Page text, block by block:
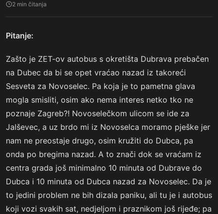
2 min čitanja
Pitanje:
Zašto je ZET-ov autobus s okretišta Dubrava prebačen
na Dubec da bi se opet vraćao nazad iz takoreći
Sesveta za Novoselec. Pa koja je to pametna glava
mogla smisliti, osim ako nema interes netko tko ne
poznaje Zagreb?! Novoselečkom ulicom se ide za
Jalševec, a uz brdo mi iz Novoselca moramo pješke jer
nam ne preostaje drugo, osim kružiti do Dubca, pa
onda po bregima nazad. A to znači dok se vraćam iz
centra grada još minimalno 10 minuta od Dubrave do
Dubca i 10 minuta od Dubca nazad za Novoselec. Da je
to jedini problem ne bih dizala paniku, ali tu je i autobus
koji vozi svakih sat, nedjeljom i praznikom još rijeđe; pa